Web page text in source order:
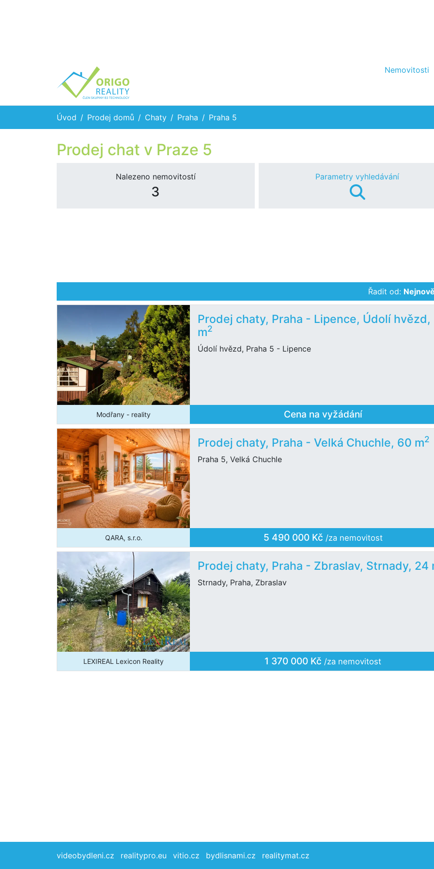
Nemovitosti
Úvod Prodej domů Chaty Praha Praha 5
Prodej chat v Praze 5
Nalezeno nemovitostí
3
Parametry vyhledávání
Řadit od:
Prodej chaty, Praha - Lipence, Údolí hvězd,
m2
Údolí hvězd, Praha 5 - Lipence
Modřany - reality Cena na vyžádání
Prodej chaty, Praha - Velká Chuchle, 60 m2
Praha 5, Velká Chuchle
QARA, s.r.o. 5 490 000 Kč /za nemovitost
Prodej chaty, Praha - Zbraslav, Strnady, 24
Strnady, Praha, Zbraslav
LEXIREAL Lexicon Reality 1 370 000 Kč /za nemovitost
videobydleni.cz realitypro.eu vitio.cz bydlisnami.cz realitymat.cz